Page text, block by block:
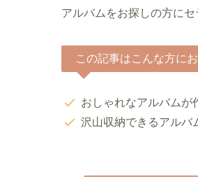
アルバムをお探しの方に
この記事はこんな方にお
おしゃれなアルバムが
沢山収納できるアルバ